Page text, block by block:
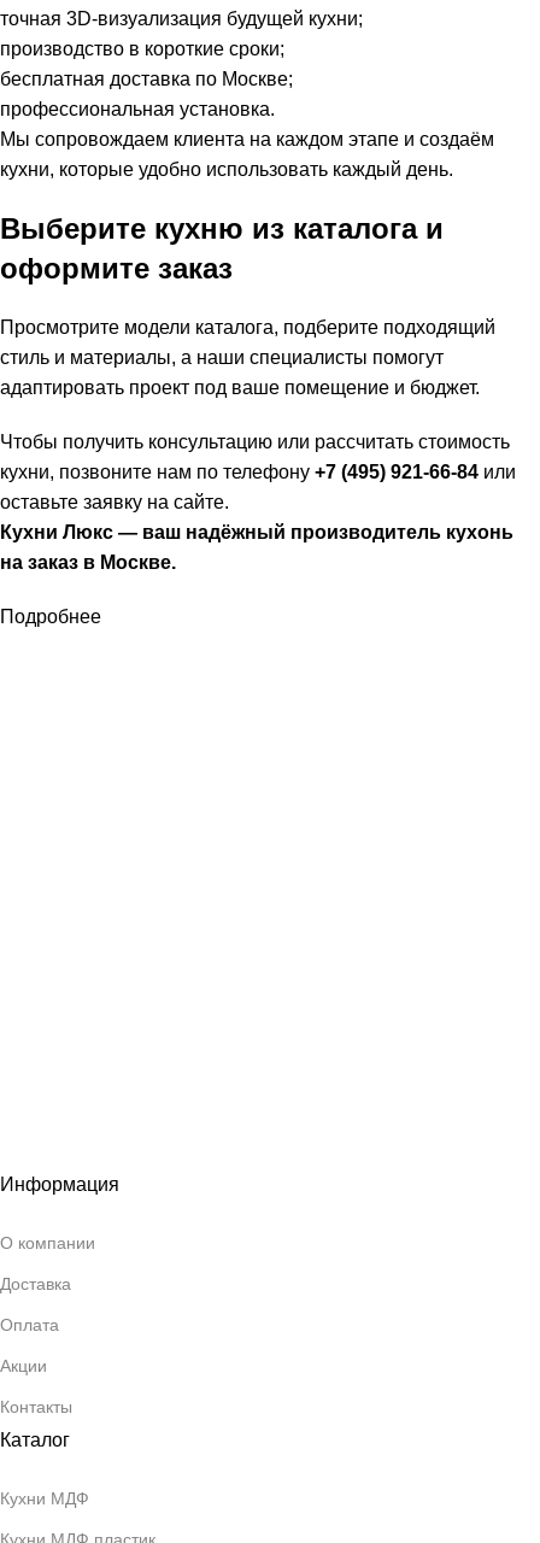
точная 3D-визуализация будущей кухни;
производство в короткие сроки;
бесплатная доставка по Москве;
профессиональная установка.
Мы сопровождаем клиента на каждом этапе и создаём
кухни, которые удобно использовать каждый день.
Выберите кухню из каталога и
оформите заказ
Просмотрите модели каталога, подберите подходящий
стиль и материалы, а наши специалисты помогут
адаптировать проект под ваше помещение и бюджет.
Чтобы получить консультацию или рассчитать стоимость
кухни, позвоните нам по телефону +7 (495) 921-66-84 или
оставьте заявку на сайте.
Кухни Люкс — ваш надёжный производитель кухонь
на заказ в Москве.
Подробнее
Информация
О компании
Доставка
Оплата
Акции
Контакты
Каталог
Кухни МДФ
Кухни МДФ пластик